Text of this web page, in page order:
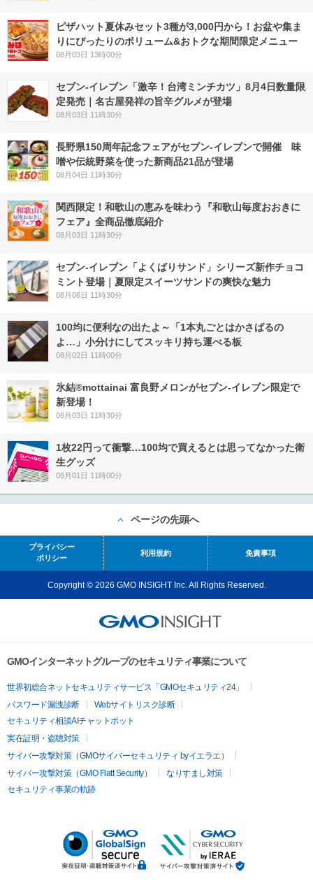
ピザハット夏休みセット3種が3,000円から！お盆や集ま
りにぴったりのボリューム&おトクな期間限定メニュー
08月03日 13時00分
セブン-イレブン「激辛！台湾ミンチカツ」8月4日数量限
定発売｜名古屋発祥の旨辛グルメが登場
08月03日 11時30分
長野県150周年記念フェアがセブン-イレブンで開催 味
噌や伝統野菜を使った新商品21品が登場
08月04日 11時30分
関西限定！和歌山の恵みを味わう『和歌山毎度おおきに
フェア』全商品徹底紹介
08月03日 11時30分
セブン‐イレブン「よくばりサンド」シリーズ新作チョコ
ミント登場｜夏限定スイーツサンドの爽快な魅力
08月06日 11時30分
100均に便利なの出たよ～「1本丸ごとはかさばるの
よ…」小分けにしてスッキリ持ち運べる板
08月02日 11時00分
氷結®mottainai 富良野メロンがセブン‐イレブン限定で
新登場！
08月03日 11時30分
1枚22円って衝撃…100均で買えるとは思ってなかった衛
生グッズ
08月01日 11時00分
ページの先頭へ
プライバシー
ポリシー
利用規約 免責事項
Copyright © 2026 GMO INSIGHT Inc. All Rights Reserved.
GMOインターネットグループのセキュリティ事業について
世界初総合ネットセキュリティサービス「GMOセキュリティ24」
パスワード漏洩診断
Webサイトリスク診断
セキュリティ相談AIチャットボット
実在証明・盗聴対策
サイバー攻撃対策（GMOサイバーセキュリティ byイエラエ）
サイバー攻撃対策（GMO Flatt Security）
なりすまし対策
セキュリティ事業の軌跡